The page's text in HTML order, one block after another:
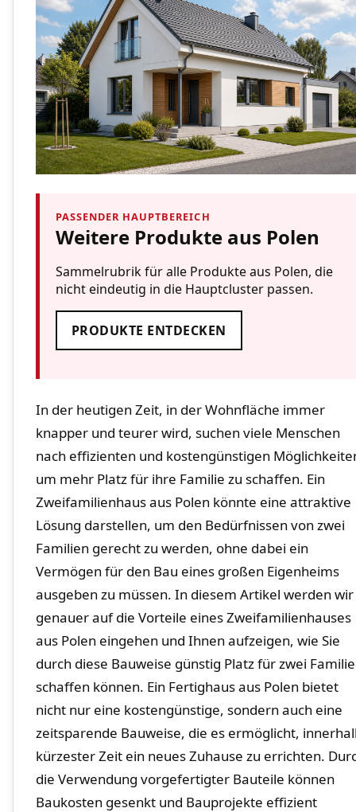
PASSENDER HAUPTBEREICH
Weitere Produkte aus Polen
Sammelrubrik für alle Produkte aus Polen, die
nicht eindeutig in die Hauptcluster passen.
PRODUKTE ENTDECKEN
In der heutigen Zeit, in der Wohnfläche immer⁣
knapper und teurer ‍wird, suchen viele Menschen
nach effizienten und kostengünstigen⁣
um mehr‌ Platz für ihre Familie zu schaffen. Ein
Zweifamilienhaus ⁤aus Polen könnte eine attraktive
Lösung darstellen, um den⁣ Bedürfnissen von zwei
Familien gerecht‍ zu werden, ohne dabei⁢ ein
Vermögen für ⁤den ⁢Bau eines großen ⁣Eigenheims
ausgeben zu müssen. ⁤In diesem Artikel werden wir
genauer auf‍ die Vorteile eines Zweifamilienhauses
aus Polen eingehen und Ihnen aufzeigen, wie Sie
durch ‌diese Bauweise⁤ günstig Platz für zwei
schaffen können. Ein‌ Fertighaus aus Polen bietet
nicht nur⁢ eine kostengünstige, sondern auch eine
zeitsparende Bauweise, die es ermöglicht,
kürzester Zeit ein neues Zuhause zu errichten.
die Verwendung vorgefertigter Bauteile können ​
Baukosten gesenkt und⁤ Bauprojekte effizient